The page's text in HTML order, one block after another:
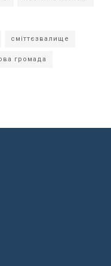
сміттєзвалище
громада